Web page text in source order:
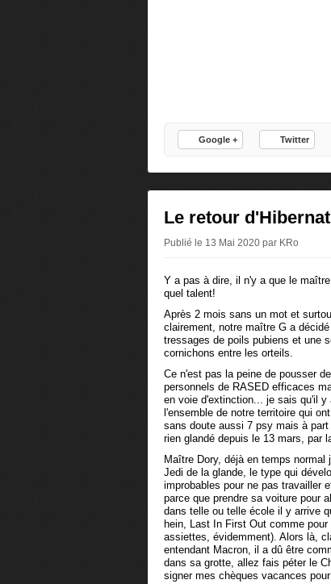
Google + Twitter
Le retour
Publié le 13 Mai 2020 par KRo
Y a pas à dire, il n'y a que le
quel talent!
Après 2 mois sans un mot et
clairement, notre maître G a
tressages de poils pubiens et une
cornichons entre les orteils.
Ce n'est pas la peine de pousser
personnels de RASED efficaces
en voie d'extinction... je sais qu'il
l'ensemble de notre territoire qui
sans doute aussi 7 psy mais à
rien glandé depuis le 13 mars, par
Maître Dory, déjà en temps
Jedi de la glande, le type qui
improbables pour ne pas travailler
parce que prendre sa voiture pour
dans telle ou telle école il y arrive
hein, Last In First Out comme
assiettes, évidemment). Alors là,
entendant Macron, il a dû être
dans sa grotte, allez fais péter le
signer mes chèques vacances